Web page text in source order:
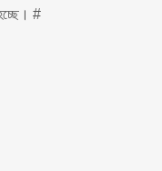
#